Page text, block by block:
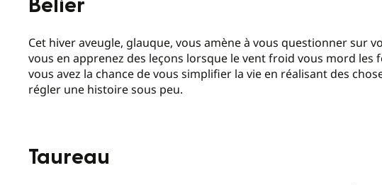
Bélier
Cet hiver aveugle, glauque, vous amène à vous questionner sur
vous en apprenez des leçons lorsque le vent froid vous mord les
vous avez la chance de vous simplifier la vie en réalisant des
régler une histoire sous peu.
Taureau